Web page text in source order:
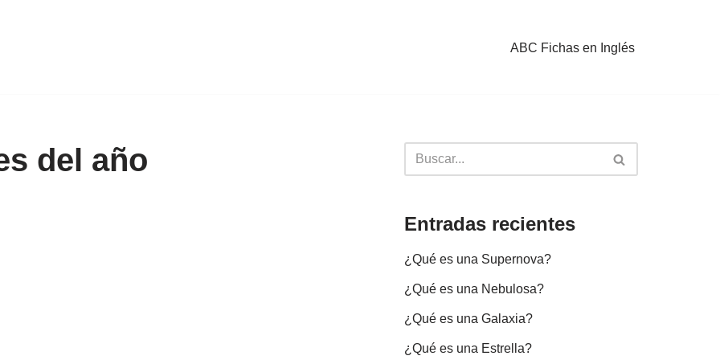
ABC Fichas en Inglés
del año
Entradas recientes
¿Qué es una Supernova?
¿Qué es una Nebulosa?
¿Qué es una Galaxia?
¿Qué es una Estrella?